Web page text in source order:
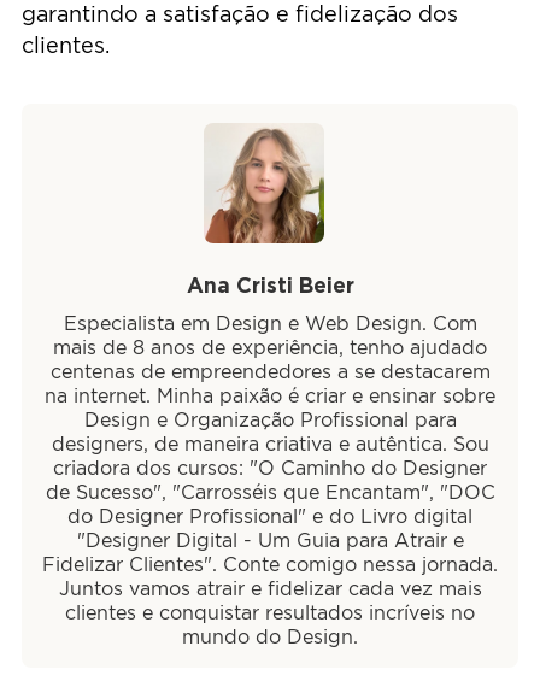
garantindo a satisfação e fidelização dos
clientes.
Ana Cristi Beier
Especialista em Design e Web Design. Com
mais de 8 anos de experiência, tenho ajudado
centenas de empreendedores a se destacarem
na internet. Minha paixão é criar e ensinar sobre
Design e Organização Profissional para
designers, de maneira criativa e autêntica. Sou
criadora dos cursos: "O Caminho do Designer
de Sucesso", "Carrosséis que Encantam", "DOC
do Designer Profissional" e do Livro digital
"Designer Digital - Um Guia para Atrair e
Fidelizar Clientes". Conte comigo nessa jornada.
Juntos vamos atrair e fidelizar cada vez mais
clientes e conquistar resultados incríveis no
mundo do Design.